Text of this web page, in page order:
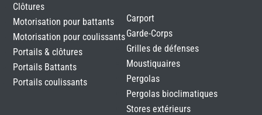
Clôtures
Motorisation pour battants
Motorisation pour coulissants
Portails & clôtures
Portails Battants
Portails coulissants
Carport
Garde-Corps
Grilles de défenses
Moustiquaires
Pergolas
Pergolas bioclimatiques
Stores extérieurs